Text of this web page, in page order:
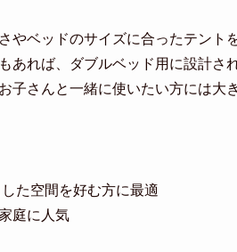
やベッドのサイズに合ったテント
あれば、ダブルベッド用に設計さ
子さんと一緒に使いたい方には大
た空間を好む方に最適
庭に人気